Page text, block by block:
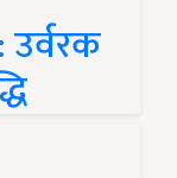
उर्वरक